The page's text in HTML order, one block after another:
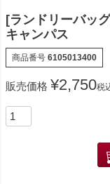
[ランドリーバッ
キャンパス
商品番号 6105013400
販売価格 ¥2,750税